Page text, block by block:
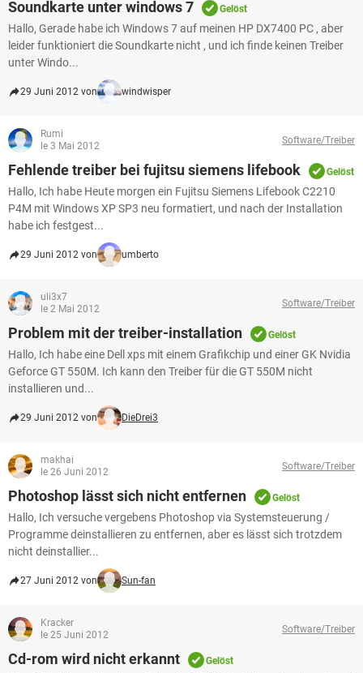
Soundkarte unter windows 7 Gelöst
Hallo, Gerade habe ich Windows 7 auf meinen HP DX7400 PC , aber
leider funktioniert die Soundkarte nicht , und ich finde keinen Treiber
unter Windo...
29 Juni 2012 von windwisper
Rumi
le 3 Mai 2012
Software/Treiber
Fehlende treiber bei fujitsu siemens lifebook Gelöst
Hallo, Ich habe Heute morgen ein Fujitsu Siemens Lifebook C2210
P4M mit Windows XP SP3 neu formatiert, und nach der Installation
habe ich festgest...
29 Juni 2012 von umberto
uli3x7
le 2 Mai 2012
Software/Treiber
Problem mit der treiber-installation Gelöst
Hallo, Ich habe eine Dell xps mit einem Grafikchip und einer GK Nvidia
Geforce GT 550M. Ich kann den Treiber für die GT 550M nicht
installieren und...
29 Juni 2012 von DieDrei3
makhai
le 26 Juni 2012
Software/Treiber
Photoshop lässt sich nicht entfernen Gelöst
Hallo, Ich versuche vergebens Photoshop via Systemsteuerung /
Programme deinstallieren zu entfernen, aber es lässt sich trotzdem
nicht deinstallier...
27 Juni 2012 von Sun-fan
Kracker
le 25 Juni 2012
Software/Treiber
Cd-rom wird nicht erkannt Gelöst